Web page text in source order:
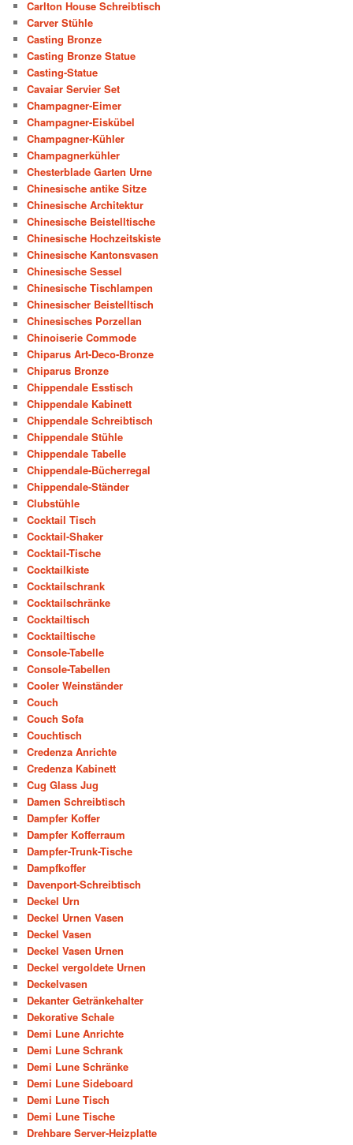
Carlton House Schreibtisch
Carver Stühle
Casting Bronze
Casting Bronze Statue
Casting-Statue
Cavaiar Servier Set
Champagner-Eimer
Champagner-Eiskübel
Champagner-Kühler
Champagnerkühler
Chesterblade Garten Urne
Chinesische antike Sitze
Chinesische Architektur
Chinesische Beistelltische
Chinesische Hochzeitskiste
Chinesische Kantonsvasen
Chinesische Sessel
Chinesische Tischlampen
Chinesischer Beistelltisch
Chinesisches Porzellan
Chinoiserie Commode
Chiparus Art-Deco-Bronze
Chiparus Bronze
Chippendale Esstisch
Chippendale Kabinett
Chippendale Schreibtisch
Chippendale Stühle
Chippendale Tabelle
Chippendale-Bücherregal
Chippendale-Ständer
Clubstühle
Cocktail Tisch
Cocktail-Shaker
Cocktail-Tische
Cocktailkiste
Cocktailschrank
Cocktailschränke
Cocktailtisch
Cocktailtische
Console-Tabelle
Console-Tabellen
Cooler Weinständer
Couch
Couch Sofa
Couchtisch
Credenza Anrichte
Credenza Kabinett
Cug Glass Jug
Damen Schreibtisch
Dampfer Koffer
Dampfer Kofferraum
Dampfer-Trunk-Tische
Dampfkoffer
Davenport-Schreibtisch
Deckel Urn
Deckel Urnen Vasen
Deckel Vasen
Deckel Vasen Urnen
Deckel vergoldete Urnen
Deckelvasen
Dekanter Getränkehalter
Dekorative Schale
Demi Lune Anrichte
Demi Lune Schrank
Demi Lune Schränke
Demi Lune Sideboard
Demi Lune Tisch
Demi Lune Tische
Drehbare Server-Heizplatte